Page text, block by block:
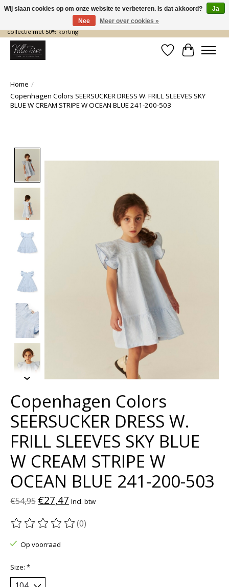
De nieuwe collectie komt eraan… en wij maken ruimte! Shop nu de zomer
collectie met 50% korting!
Verlanglijst
Home /
Copenhagen Colors SEERSUCKER DRESS W. FRILL SLEEVES SKY
BLUE W CREAM STRIPE W OCEAN BLUE 241-200-503
Copenhagen Colors
SEERSUCKER DRESS W.
FRILL SLEEVES SKY BLUE
W CREAM STRIPE W
OCEAN BLUE 241-200-503
€54,95 €27,47 Incl. btw
De beoordeling van dit product is
(0)
Op voorraad
Size: *
Wij slaan cookies op om onze website te verbeteren. Is dat akkoord?
Ja
Nee
Meer over cookies »